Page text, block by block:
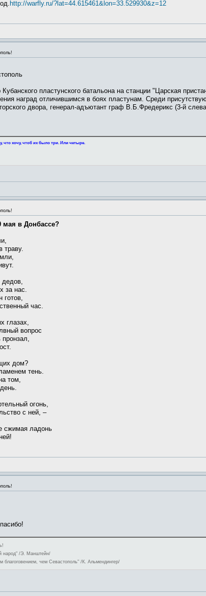
http://warfly.ru/?lat=44.615461&lon=33.529930&z=12
пластунского батальона на станции "Царская
наград отличившимся в боях пластунам. Среди
двора, генерал-адъютант граф В.Б.Фредерикс (3-й
что хочу, чтоб их было три. Или четыре.
мая в Донбассе?
траву.
дедов,
за нас.
готов,
час.
глазах,
вопрос
дом?
тень.
том,
огонь,
с ней, –
сжимая ладонь
народ" /Э. Манштейн/
чем Севастополь" /К. Альмендингер/